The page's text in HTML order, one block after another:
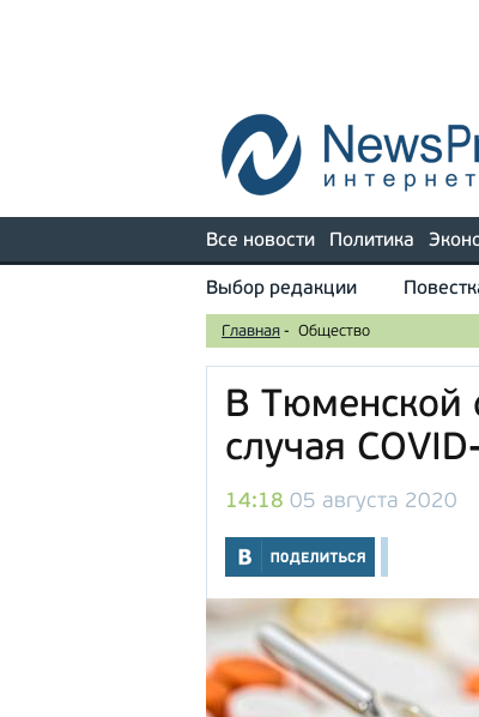
Все новости Политика
Выбор редакции
Главная - Общество
В Тюменской
случая
14:18 05 августа 2020